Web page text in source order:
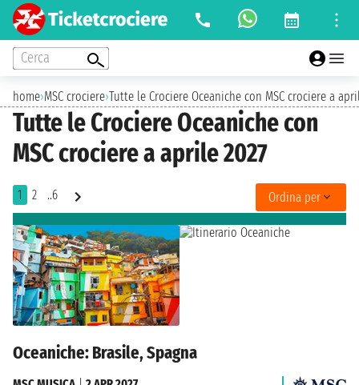
Cerca
home›MSC crociere›Tutte le Crociere Oceaniche con MSC crociere a
Tutte le Crociere Oceaniche con
MSC crociere a aprile 2027
1 2 ..6 Ordina per
Oceaniche: Brasile, Spagna